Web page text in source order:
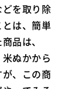
を取り除
は、簡単
品は、
ぬかから
、この商